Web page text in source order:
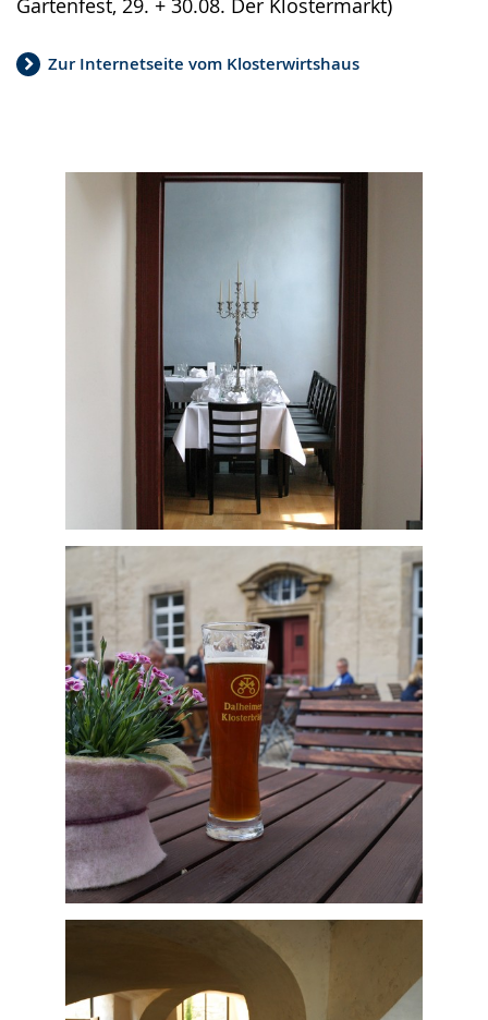
Zur Internetseite vom Klosterwirtshaus